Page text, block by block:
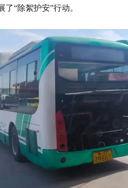
“除絮护安”行动。